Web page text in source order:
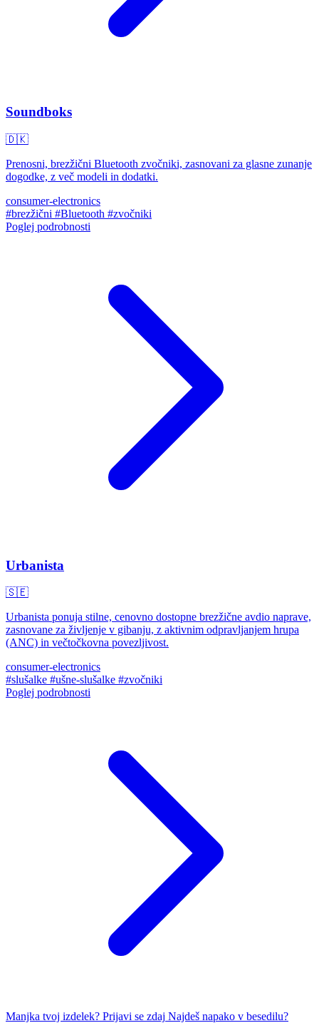
Soundboks
🇩🇰
Prenosni, brezžični Bluetooth zvočniki, zasnovani za glasne zunanje
dogodke, z več modeli in dodatki.
consumer-electronics
#brezžični #Bluetooth #zvočniki
Poglej podrobnosti
Urbanista
🇸🇪
Urbanista ponuja stilne, cenovno dostopne brezžične avdio naprave,
zasnovane za življenje v gibanju, z aktivnim odpravljanjem hrupa
(ANC) in večtočkovna povezljivost.
consumer-electronics
#slušalke #ušne-slušalke #zvočniki
Poglej podrobnosti
Manjka tvoj izdelek? Prijavi se zdaj Najdeš napako v besedilu?